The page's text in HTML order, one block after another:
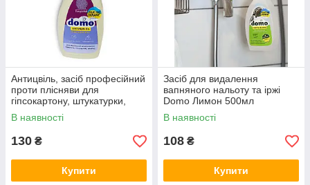
Антицвіль, засіб професійний
проти плісняви для
гіпсокартону, штукатурки,
шпалер Domo 500мл
В наявності
130 ₴
Купити
Засіб для видалення
вапняного нальоту та іржі
Domo Лимон 500мл
В наявності
108 ₴
Купити